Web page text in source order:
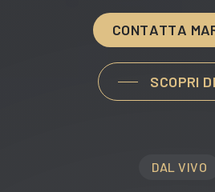
CONTATTA MA
SCOPRI
DAL VIVO